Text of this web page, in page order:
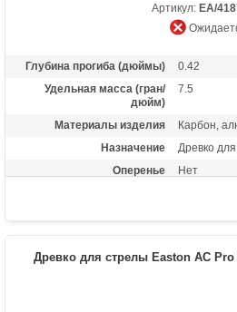
Артикул: EA/
Глубина прогиба (дюймы)
0.42
Удельная масса (гран/
дюйм)
7.5
Материалы изделия
Карбон,
Назначение
Древко
Оперенье
Нет
Древко для стрелы Easton AC